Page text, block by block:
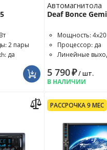
2 пары
да
Автомагнитола
Deaf Bonce
Мощность: 4x20
Процессор: да
Линейные
5 790₽/ шт.
В НАЛИЧИИ
РАССРОЧКА 9 МЕС